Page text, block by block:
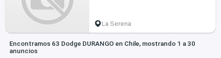
La Serena
Encontramos 63 Dodge DURANGO en Chile, mostrando 1 a 30
anuncios